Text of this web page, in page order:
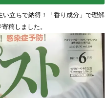
立ちで納得！「香り成分」で理解
稿しました。